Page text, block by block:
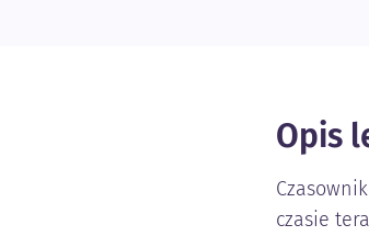
Opis
czasie